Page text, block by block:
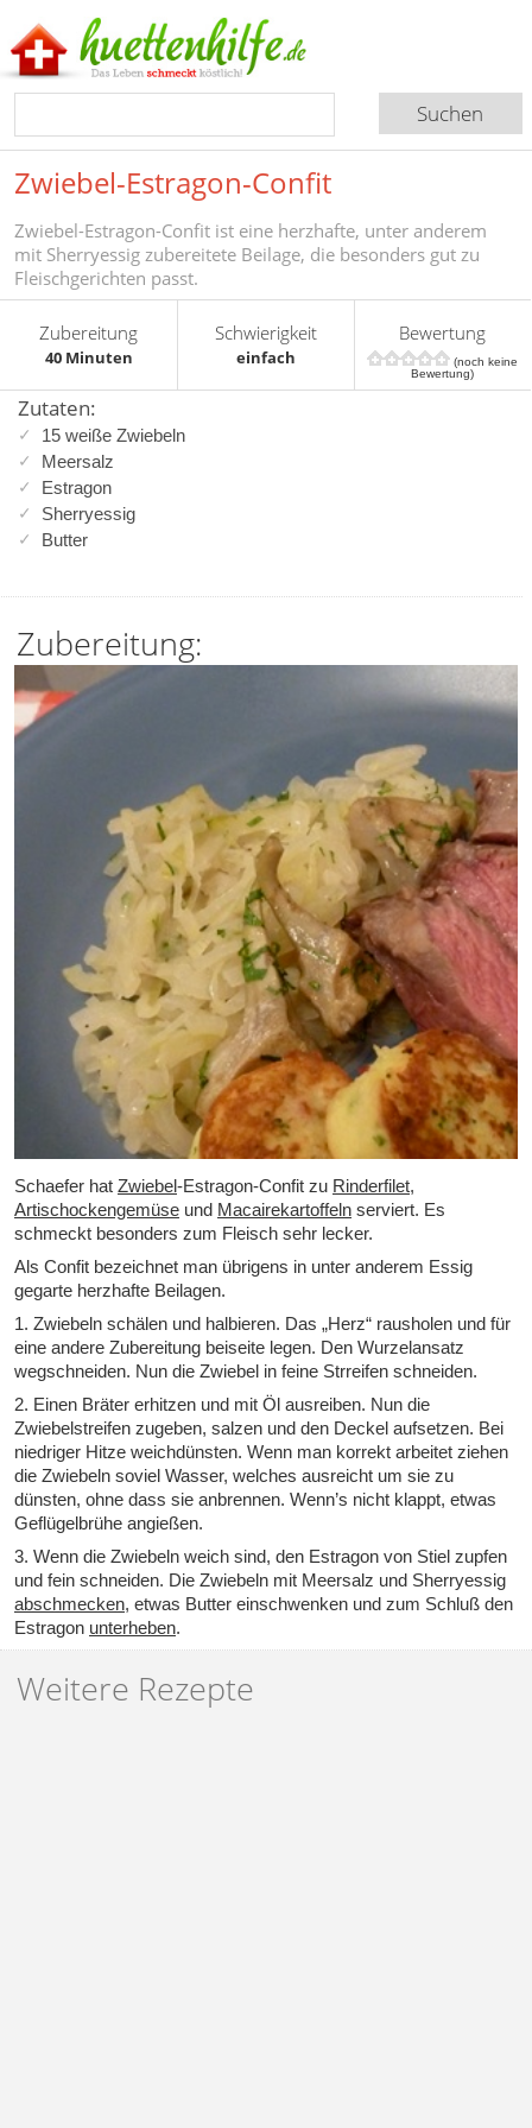
Zwiebel-Estragon-Confit
Zwiebel-Estragon-Confit ist eine herzhafte, unter anderem
mit Sherryessig zubereitete Beilage, die besonders gut zu
Fleischgerichten passt.
Zubereitung
40 Minuten
Schwierigkeit
einfach
Bewertung
(noch keine
Bewertung)
Zutaten:
15 weiße Zwiebeln
Meersalz
Estragon
Sherryessig
Butter
Zubereitung:
Schaefer hat Zwiebel-Estragon-Confit zu Rinderfilet,
Artischockengemüse und Macairekartoffeln serviert. Es
schmeckt besonders zum Fleisch sehr lecker.
Als Confit bezeichnet man übrigens in unter anderem Essig
gegarte herzhafte Beilagen.
1. Zwiebeln schälen und halbieren. Das „Herz“ rausholen und für
eine andere Zubereitung beiseite legen. Den Wurzelansatz
wegschneiden. Nun die Zwiebel in feine Strreifen schneiden.
2. Einen Bräter erhitzen und mit Öl ausreiben. Nun die
Zwiebelstreifen zugeben, salzen und den Deckel aufsetzen. Bei
niedriger Hitze weichdünsten. Wenn man korrekt arbeitet ziehen
die Zwiebeln soviel Wasser, welches ausreicht um sie zu
dünsten, ohne dass sie anbrennen. Wenn’s nicht klappt, etwas
Geflügelbrühe angießen.
3. Wenn die Zwiebeln weich sind, den Estragon von Stiel zupfen
und fein schneiden. Die Zwiebeln mit Meersalz und Sherryessig
abschmecken, etwas Butter einschwenken und zum Schluß den
Estragon unterheben.
Weitere Rezepte